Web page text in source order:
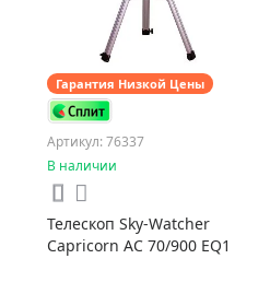
Гарантия Низкой Цены
Артикул: 76337
В наличии
Телескоп Sky-Watcher
Capricorn AC 70/900 EQ1